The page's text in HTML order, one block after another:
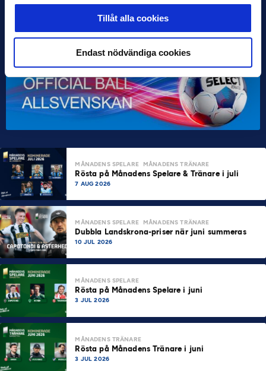
Tillåt alla cookies
Endast nödvändiga cookies
MÅNADENS SPELARE MÅNADENS TRÄNARE
Rösta på Månadens Spelare & Tränare i juli
7 AUG 2026
MÅNADENS SPELARE MÅNADENS TRÄNARE
Dubbla Landskrona-priser när juni summeras
10 JUL 2026
MÅNADENS SPELARE
Rösta på Månadens Spelare i juni
3 JUL 2026
MÅNADENS TRÄNARE
Rösta på Månadens Tränare i juni
3 JUL 2026